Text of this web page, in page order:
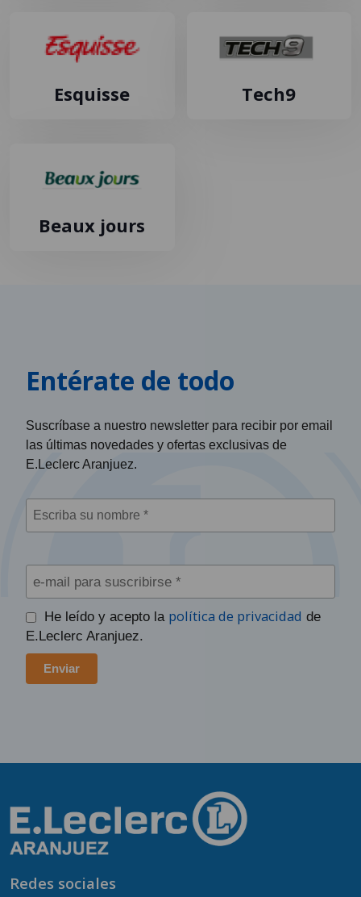
Esquisse Tech9
Beaux jours
Entérate de todo
Suscríbase a nuestro newsletter para recibir por email
las últimas novedades y ofertas exclusivas de
E.Leclerc Aranjuez.
He leído y acepto la política de privacidad de
E.Leclerc Aranjuez.
Redes sociales